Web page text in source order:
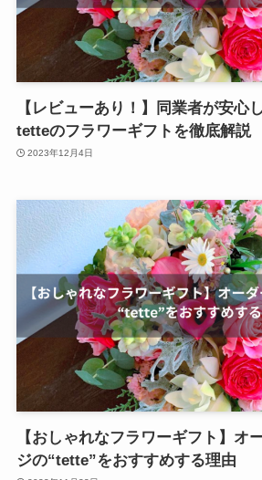
【レビューあり！】同業者が安心
tetteのフラワーギフトを徹底解説
2023年12月4日
【おしゃれなフラワーギフト】オ
ジの“tette”をおすすめする理由